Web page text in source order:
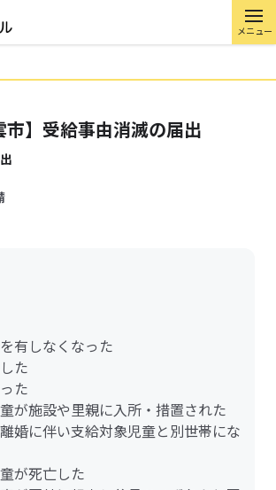
メニュー
市】受給事由消滅の届出
有しなくなった
た
た
が施設や里親に入所・措置された
婚に伴い支給対象児童と別世帯にな
が死亡した